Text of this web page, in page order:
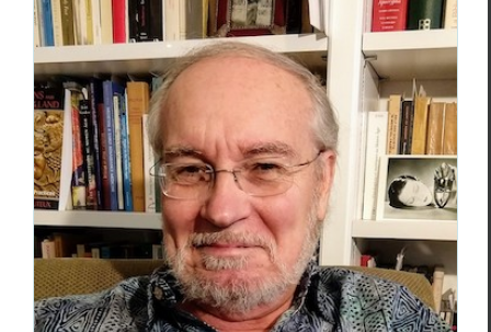
Jacques Merceron,Coiffures et mégalithes
pulvérisés
Jacques Merceron Poèmes